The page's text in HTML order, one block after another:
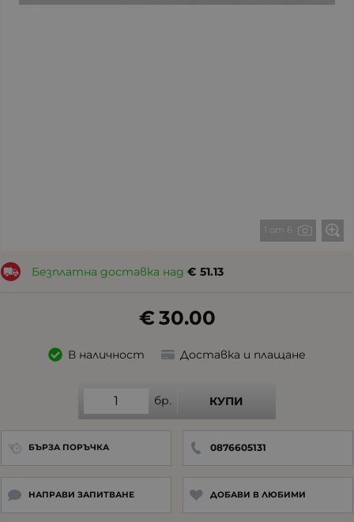
1 от 6
Безплатна доставка над 51.13
€
30.00
€
В наличност Доставка и плащане
бр. КУПИ
БЪРЗА ПОРЪЧКА 0876605131
НАПРАВИ ЗАПИТВАНЕ ДОБАВИ В ЛЮБИМИ